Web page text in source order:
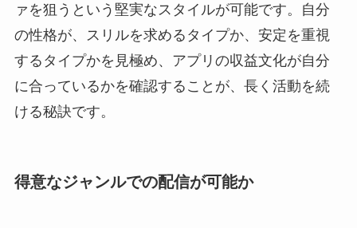
ァを狙うという堅実なスタイルが可能です。自分
の性格が、スリルを求めるタイプか、安定を重視
するタイプかを見極め、アプリの収益文化が自分
に合っているかを確認することが、長く活動を続
ける秘訣です。
得意なジャンルでの配信が可能か